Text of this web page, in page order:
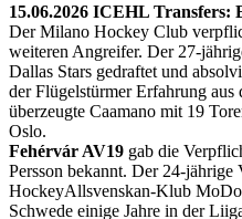
15.06.2026 ICEHL
Der Milano Hockey Club
weiteren Angreifer. Der 27-
Dallas Stars gedraftet und
der Flügelstürmer Erfahrung
überzeugte Caamano mit 19
Oslo.
Fehérvár AV19 gab die
Persson bekannt. Der 24-
HockeyAllsvenskan-Klub
Schwede einige Jahre in der